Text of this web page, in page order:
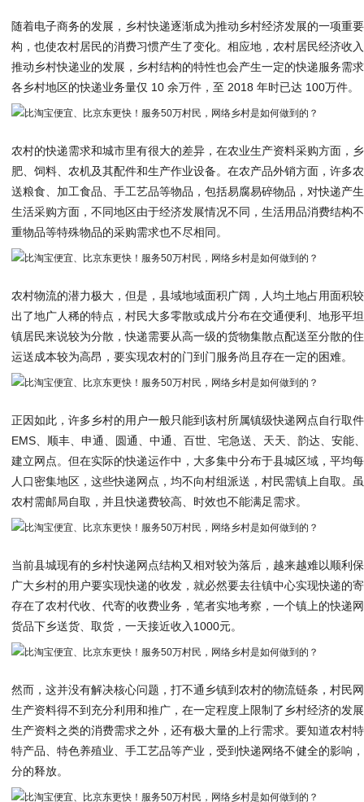
随着电子商务的发展，乡村快递逐渐成为推动乡村经济发展的一项重
构，也使农村居民的消费习惯产生了变化。相应地，农村居民经济收
推动乡村快递业的发展，乡村结构的特性也会产生一定的快递服务需
各乡村地区的快递业务量仅 10 余万件，至 2018 年时已达 100万件。
农村的快递需求和城市里有很大的差异，在农业生产资料采购方面，
肥、饲料、农机及其配件和生产作业设备。在农产品外销方面，许多
送粮食、加工食品、手工艺品等物品，包括易腐易碎物品，对快递产
生活采购方面，不同地区由于经济发展情况不同，生活用品消费结构
重物品等特殊物品的采购需求也不尽相同。
农村物流的潜力极大，但是，县域地域面积广阔，人均土地占用面积
出了地广人稀的特点，村民大多零散或成片分布在交通便利、地形平
镇居民来说较为分散，快递需要从高一级的货物集散点配送至分散的
运送成本较为高昂，要实现农村的门到门服务尚且存在一定的困难。
正因如此，许多乡村的用户一般只能到该村所属镇级快递网点自行取
EMS、顺丰、申通、圆通、中通、百世、宅急送、天天、韵达、安能
建立网点。但在实际的快递运作中，大多集中分布于县城区域，平均
人口密集地区，这些快递网点，均不向村组派送，村民需镇上自取。
农村需邮局自取，并且快递费较高、时效也不能满足需求。
当前县城现有的乡村快递网点结构又相对较为落后，越来越难以顺利
广大乡村的用户要实现快递的收发，就必然要去往镇中心实现快递的
存在了农村代收、代寄的收费业务，笔者实地考察，一个镇上的快递
货品下乡送货、取货，一天接近收入1000元。
然而，这并没有解决核心问题，打不通乡镇到农村的物流链条，村民
生产资料得不到充分利用和推广，在一定程度上限制了乡村经济的发
生产资料之类的消费需求之外，还有极大量的上行需求。要知道农村
特产品、特色养殖业、手工艺品等产业，受到快递网络不健全的影响
分的释放。